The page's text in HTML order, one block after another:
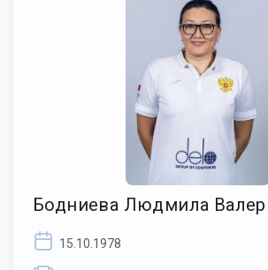
Бодниева Людмила
15.10.1978